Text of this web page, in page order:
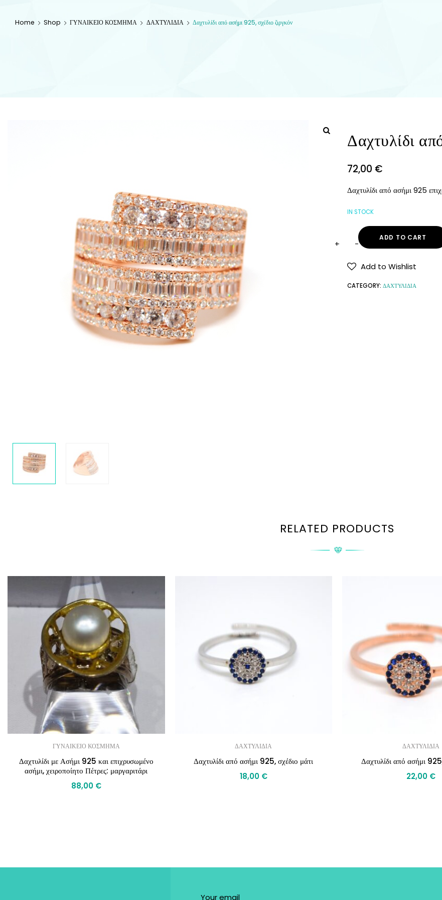
Home Shop ΓΥΝΑΙΚΕΙΟ ΚΟΣΜΗΜΑ ΔΑΧΤΥΛΙΔΙΑ Δαχτυλίδι από ασήμι 925, σχέδιο ζιργκόν
Δαχτυλίδι
72,00 €
Δαχτυλίδι από ασήμι 925
IN STOCK
ADD TO CART
Add to Wishlist
CATEGORY: ΔΑΧΤΥΛΙΔΙΑ
RELATED PRODUCTS
ΓΥΝΑΙΚΕΙΟ ΚΟΣΜΗΜΑ
Δαχτυλίδι με Ασήμι 925 και επιχρυσωμένο
ασήμι, χειροποίητο Πέτρες: μαργαριτάρι
88,00 €
ΔΑΧΤΥΛΙΔΙΑ
Δαχτυλίδι από ασήμι 925, σχέδιο μάτι
18,00 €
ΔΑΧΤΥΛΙΔΙΑ
Δαχτυλίδι από ασήμι
22,00 €
Your email